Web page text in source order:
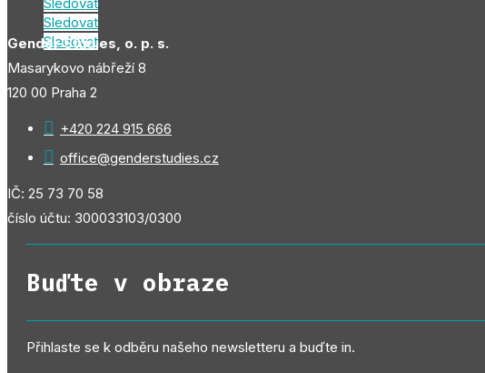
Sledovat
Sledovat
Gender Studies, o. p. s.
Masarykovo nábřeží 8
120 00 Praha 2
 +420 224 915 666
 office@genderstudies.cz
IČ: 25 73 70 58
číslo účtu: 300033103/0300
Buďte v obraze
Přihlaste se k odběru našeho newsletteru a buďte in.